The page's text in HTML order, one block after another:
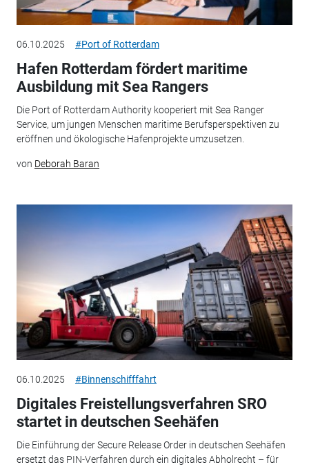
06.10.2025 #Port of Rotterdam
Hafen Rotterdam fördert maritime
Ausbildung mit Sea Rangers
Die Port of Rotterdam Authority kooperiert mit Sea Ranger
Service, um jungen Menschen maritime Berufsperspektiven zu
eröffnen und ökologische Hafenprojekte umzusetzen.
von Deborah Baran
06.10.2025 #Binnenschifffahrt
Digitales Freistellungsverfahren SRO
startet in deutschen Seehäfen
Die Einführung der Secure Release Order in deutschen Seehäfen
ersetzt das PIN-Verfahren durch ein digitales Abholrecht – für